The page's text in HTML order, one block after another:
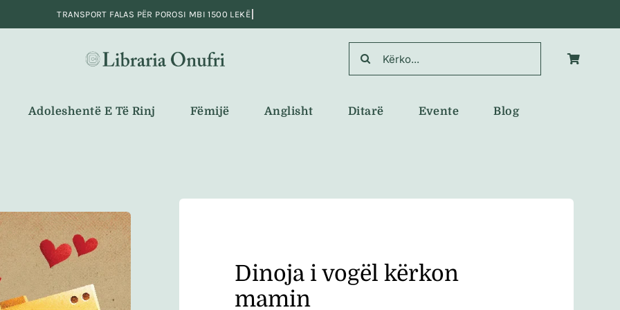
Search
for:
Adoleshentë E Të Rinj Fëmijë Anglisht Ditarë Evente Blog
Dinoja i vogël kërkon
mamin